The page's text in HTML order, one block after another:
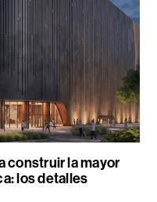
construir la mayor
los detalles